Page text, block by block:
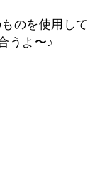
のを使用して
うよ〜♪